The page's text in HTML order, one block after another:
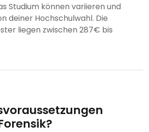
Studium können variieren und
deiner Hochschulwahl. Die
liegen zwischen 287€ bis